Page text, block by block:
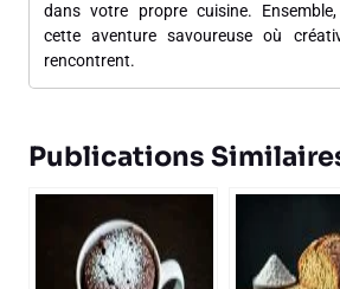
dans votre propre cuisine.
cette aventure savoureuse où
rencontrent.
Publications